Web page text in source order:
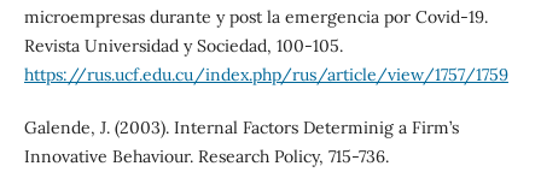
microempresas durante y post la emergencia por Covid-19.
Revista Universidad y Sociedad, 100-105.
https://rus.ucf.edu.cu/index.php/rus/article/view/1757/1759
Galende, J. (2003). Internal Factors Determinig a Firm’s
Innovative Behaviour. Research Policy, 715-736.